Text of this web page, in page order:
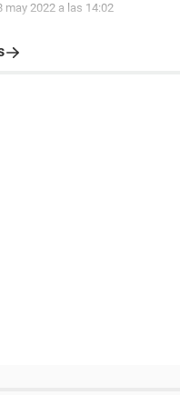
may 2022 a las 14:02